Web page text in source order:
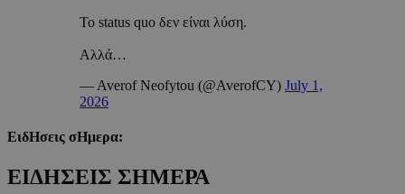
Το status quo δεν είναι λύση.
Αλλά…
— Averof Neofytou (@AverofCY) July 1,
2026
ΕιδΗσεις σΗμερα:
ΕΙΔΗΣΕΙΣ ΣΗΜΕΡΑ